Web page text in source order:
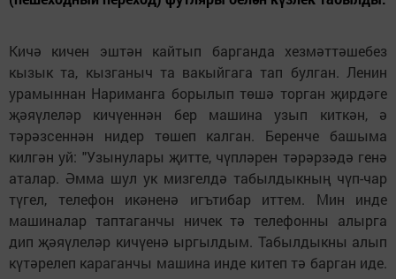
Кичә кичен эштән кайтып барганда хезмәттәшебез
кызык та, кызганыч та вакыйгага тап булган. Ленин
урамыннан Нариманга борылып төшә торган җирдәге
җәяүлеләр кичүеннән бер машина узып киткән, ә
тәрәзсеннән нидер төшеп калган. Беренче башыма
килгән уй: "Узынулары җитте, чүпләрен тәрәрзәдә генә
аталар. Әмма шул ук мизгелдә табылдыкның чүп-чар
түгел, телефон икәненә игътибар иттем. Мин инде
машиналар таптаганчы ничек тә телефонны алырга
дип җәяүлеләр кичүенә ыргылдым. Табылдыкны алып
күтәрелеп караганчы машина инде китеп тә барган иде.